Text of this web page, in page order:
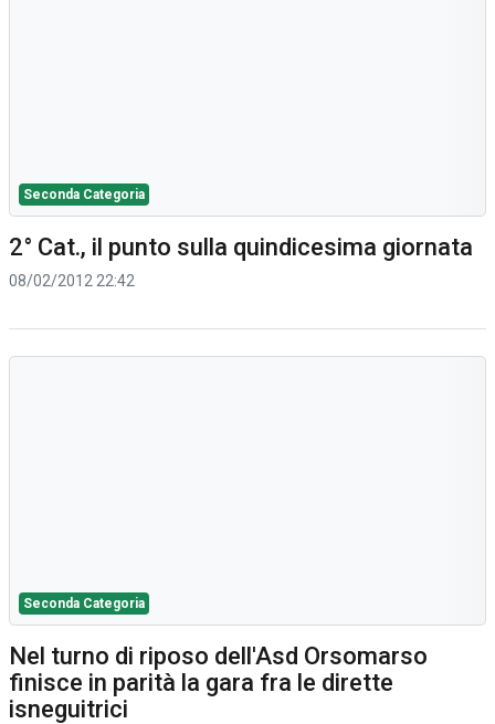
Seconda Categoria
2° Cat., il punto sulla quindicesima giornata
08/02/2012 22:42
Seconda Categoria
Nel turno di riposo dell'Asd Orsomarso
finisce in parità la gara fra le dirette
isneguitrici